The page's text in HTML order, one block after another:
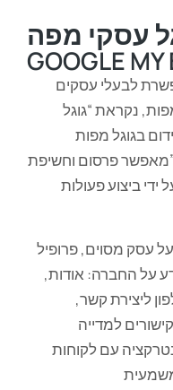
עסקי מפה
GOOGLE MY
לבעלי עסקים
נקראת “גוגל
בגוגל מפות
פרסום וחשיפת
ביצוע פעולות
עסק מסוים, פרופיל
על החברה: אודות,
ליצירת קשר,
למדייה
עם לקוחות